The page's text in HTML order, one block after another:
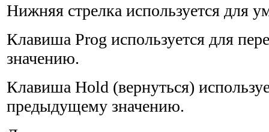
Нижняя стрелка используется для
Клавиша Prog используется для
значению.
Клавиша Hold (вернуться)
предыдущему значению.